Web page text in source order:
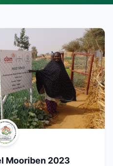
Mooriben 2023